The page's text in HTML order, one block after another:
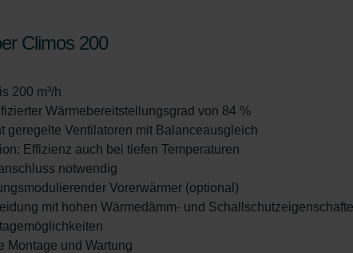
Climos 200
200 m³/h
Wärmebereitstellungsgrad von 84 %
geregelte Ventilatoren mit Balanceausgleich
Effizienz auch bei tiefen Temperaturen
notwendig
Vorerwärmer (optional)
mit hohen Wärmedämm- und
Montage und Wartung